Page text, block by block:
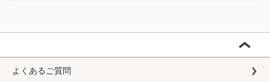
よくあるご質問